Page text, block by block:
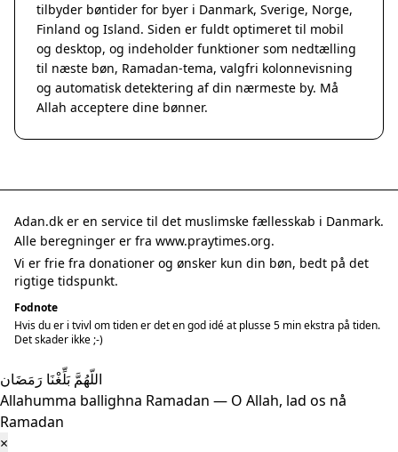
tilbyder bøntider for byer i Danmark, Sverige, Norge,
Finland og Island. Siden er fuldt optimeret til mobil
og desktop, og indeholder funktioner som nedtælling
til næste bøn, Ramadan-tema, valgfri kolonnevisning
og automatisk detektering af din nærmeste by. Må
Allah acceptere dine bønner.
Adan.dk er en service til det muslimske fællesskab i Danmark.
Alle beregninger er fra www.praytimes.org.
Vi er frie fra donationer og ønsker kun din bøn, bedt på det
rigtige tidspunkt.
Fodnote
Hvis du er i tvivl om tiden er det en god idé at plusse 5 min ekstra på tiden.
Det skader ikke ;-)
اللّهُمَّ بَلِّغْنَا رَمَضَان
Allahumma ballighna Ramadan — O Allah, lad os nå
Ramadan
×